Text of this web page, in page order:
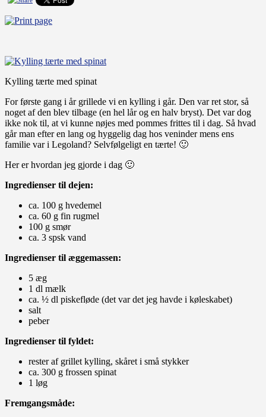
Kylling tærte med spinat
For første gang i år grillede vi en kylling i går. Den var ret stor, så
noget af den blev tilbage (en hel lår og en halv bryst). Det var dog
ikke nok til, at vi kunne nøjes med pommes frittes til i dag. Så hvad
går man efter en lang og hyggelig dag hos veninder mens ens
familie var i Legoland? Selvfølgeligt en tærte! 🙂
Her er hvordan jeg gjorde i dag 🙂
Ingredienser til dejen:
ca. 100 g hvedemel
ca. 60 g fin rugmel
100 g smør
ca. 3 spsk vand
Ingredienser til æggemassen:
5 æg
1 dl mælk
ca. ½ dl piskefløde (det var det jeg havde i køleskabet)
salt
peber
Ingredienser til fyldet:
rester af grillet kylling, skåret i små stykker
ca. 300 g frossen spinat
1 løg
Fremgangsmåde: